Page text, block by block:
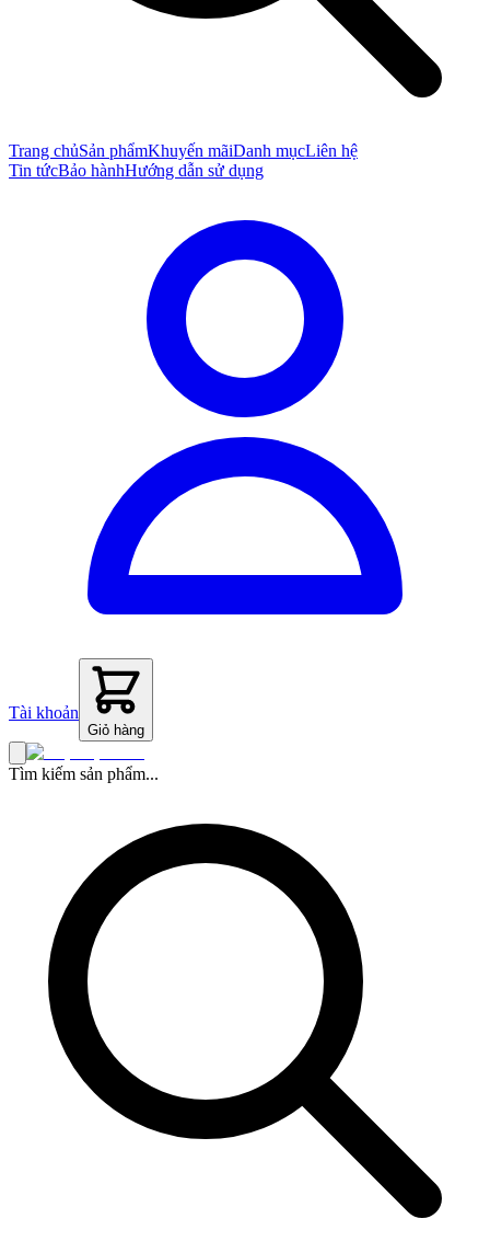
Trang chủSản phẩmKhuyến mãiDanh mụcLiên hệ
Tin tứcBảo hànhHướng dẫn sử dụng
Tài khoản
Giỏ hàng
Tìm kiếm sản phẩm...